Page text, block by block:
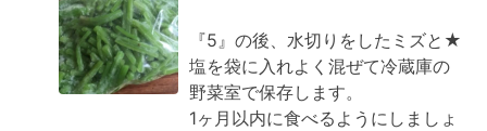
『5』の後、水切りをしたミズと★
塩を袋に入れよく混ぜて冷蔵庫の
野菜室で保存します。
1ヶ月以内に食べるようにしましょ